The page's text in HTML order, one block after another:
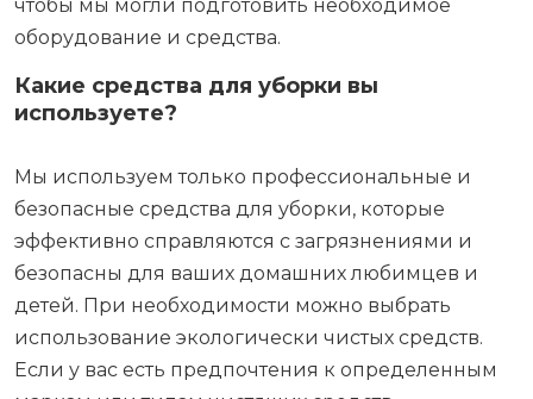
чтобы мы могли подготовить необходимое
оборудование и средства.
Какие средства для уборки вы
используете?
Мы используем только профессиональные и
безопасные средства для уборки, которые
эффективно справляются с загрязнениями и
безопасны для ваших домашних любимцев и
детей. При необходимости можно выбрать
использование экологически чистых средств.
Если у вас есть предпочтения к определенным